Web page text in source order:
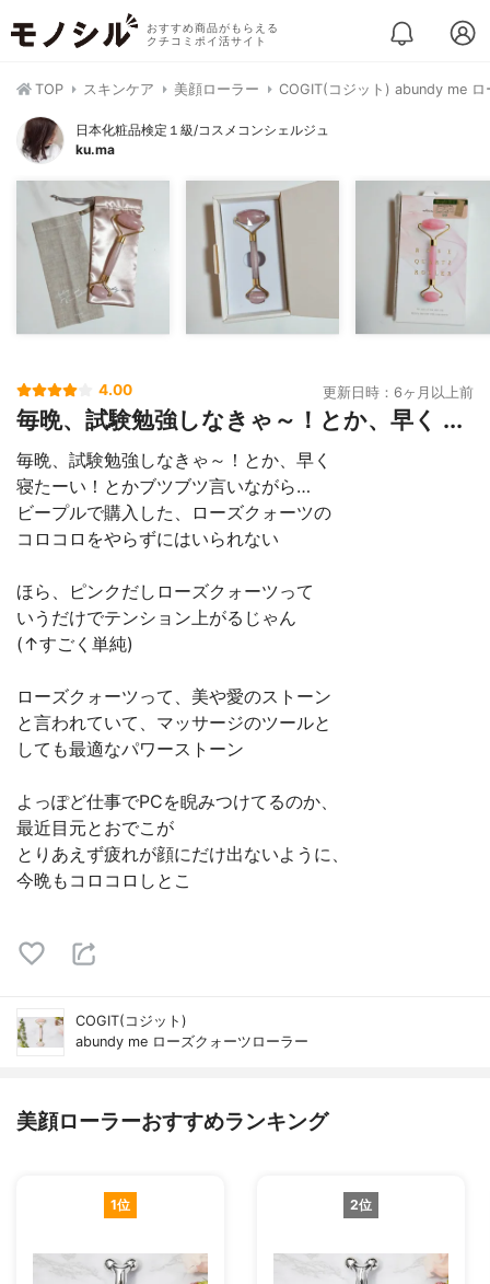
おすすめ商品がもらえる
クチコミポイ活サイト
TOP スキンケア 美顔ローラー COGIT(コジット) abundy me
日本化粧品検定１級/コスメコンシェルジュ
ku.ma
4.00 更新日時：6ヶ月以上前
毎晩、試験勉強しなきゃ～！とか、早く ...
毎晩、試験勉強しなきゃ～！とか、早く
寝たーい！とかブツブツ言いながら…
ビープルで購入した、ローズクォーツの
コロコロをやらずにはいられない
ほら、ピンクだしローズクォーツって
いうだけでテンション上がるじゃん
(↑すごく単純)
ローズクォーツって、美や愛のストーン
と言われていて、マッサージのツールと
しても最適なパワーストーン
よっぽど仕事でPCを睨みつけてるのか、
最近目元とおでこが
とりあえず疲れが顔にだけ出ないように、
今晩もコロコロしとこ
COGIT(コジット)
abundy me ローズクォーツローラー
美顔ローラーおすすめランキング
1位 2位